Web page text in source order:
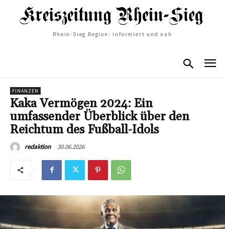
Rhein-Sieg Region: informiert und nah
FINANZEN
Kaka Vermögen 2024: Ein
umfassender Überblick über den
Reichtum des Fußball-Idols
redaktion 30.06.2026